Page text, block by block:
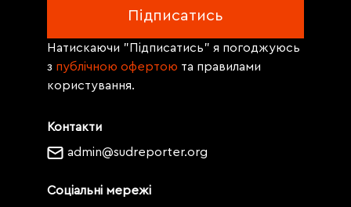
Контакти
admin@sudreporter.org
Соціальні мережі
Натискаючи "Підписатись" я погоджуюсь
з публічною офертою та правилами
користування.